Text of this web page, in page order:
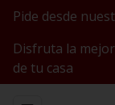
Pide desde
Disfruta la
de tu casa